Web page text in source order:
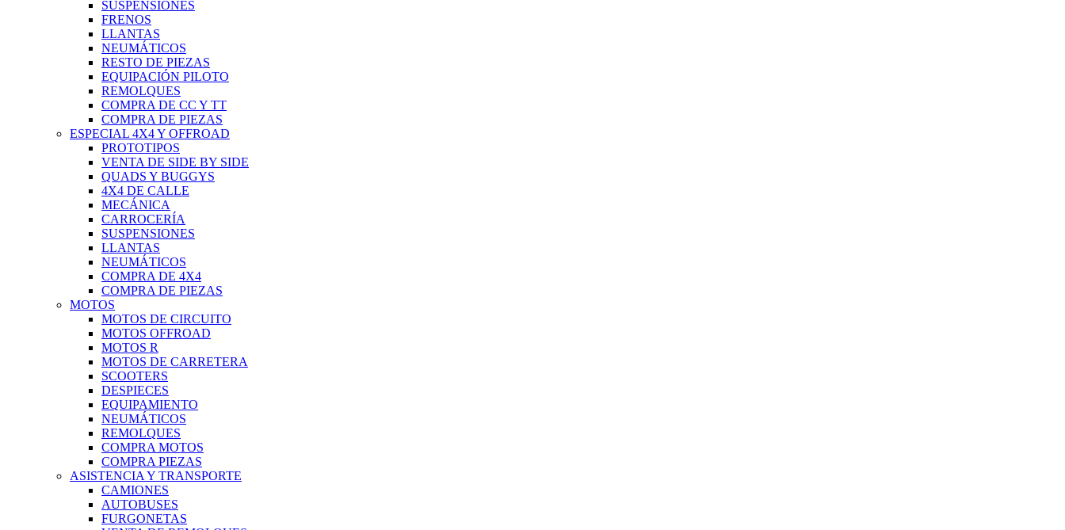
SUSPENSIONES
FRENOS
LLANTAS
NEUMÁTICOS
RESTO DE PIEZAS
EQUIPACIÓN PILOTO
REMOLQUES
COMPRA DE CC Y TT
COMPRA DE PIEZAS
ESPECIAL 4X4 Y OFFROAD
PROTOTIPOS
VENTA DE SIDE BY SIDE
QUADS Y BUGGYS
4X4 DE CALLE
MECÁNICA
CARROCERÍA
SUSPENSIONES
LLANTAS
NEUMÁTICOS
COMPRA DE 4X4
COMPRA DE PIEZAS
MOTOS
MOTOS DE CIRCUITO
MOTOS OFFROAD
MOTOS R
MOTOS DE CARRETERA
SCOOTERS
DESPIECES
EQUIPAMIENTO
NEUMÁTICOS
REMOLQUES
COMPRA MOTOS
COMPRA PIEZAS
ASISTENCIA Y TRANSPORTE
CAMIONES
AUTOBUSES
FURGONETAS